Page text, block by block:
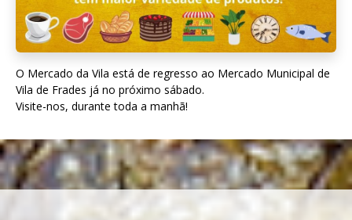
O Mercado da Vila está de regresso ao Mercado Municipal de
Vila de Frades já no próximo sábado.
Visite-nos, durante toda a manhã!